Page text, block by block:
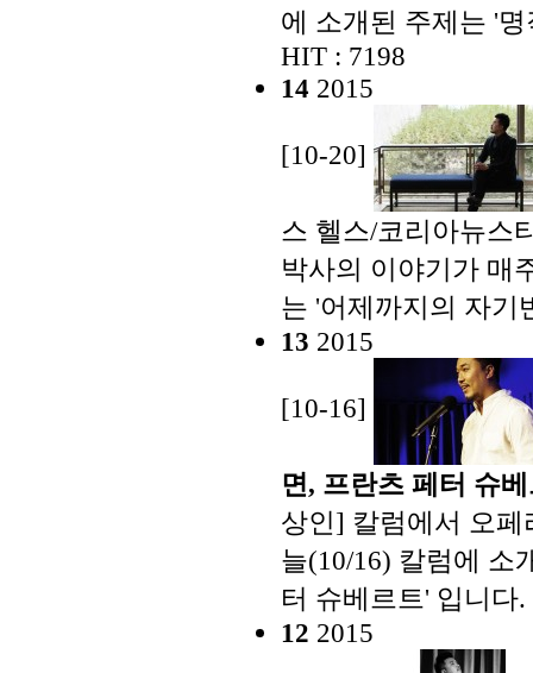
에 소개된 주제는 '
HIT : 7198
14 2015
[10-20]
스 헬스/코리아뉴스
박사의 이야기가 매
는 '어제까지의 자기
13 2015
[10-16]
면, 프란츠 페터 슈
상인] 칼럼에서 오페
늘(10/16) 칼럼에 소
터 슈베르트' 입니다.
12 2015